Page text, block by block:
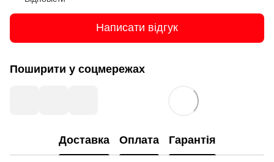
Написати відгук
Поширити у соцмережах
Доставка Оплата Гарантія